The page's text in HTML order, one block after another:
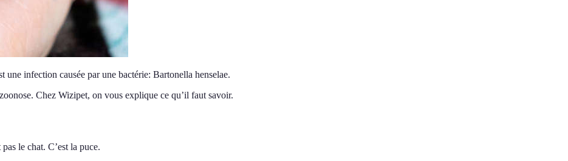
une infection causée par une bactérie: Bartonella henselae.
Chez Wizipet, on vous explique ce qu’il faut savoir.
le chat. C’est la puce.